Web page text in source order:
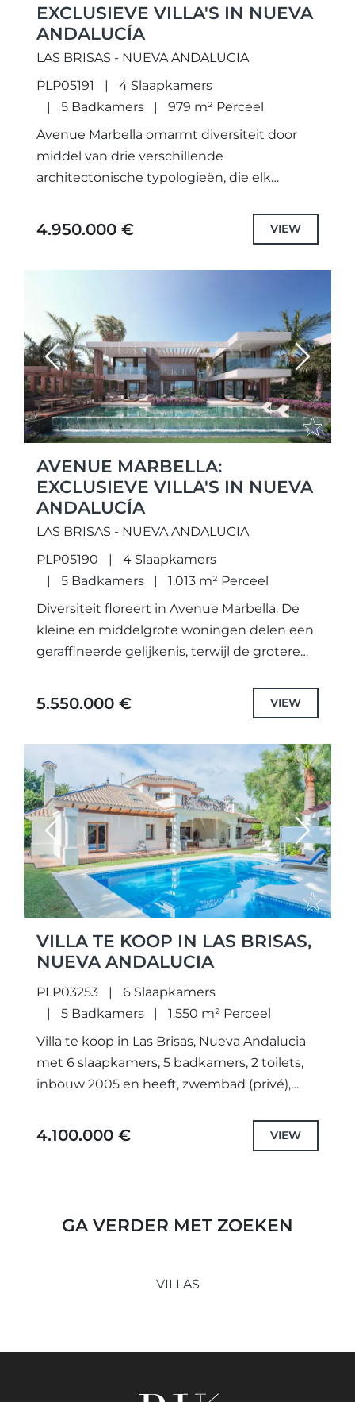
EXCLUSIEVE VILLA'S IN NUEVA
ANDALUCÍA
LAS BRISAS - NUEVA ANDALUCIA
PLP05191
4 Slaapkamers
5 Badkamers
979 m² Perceel
Avenue Marbella omarmt diversiteit door
middel van drie verschillende
architectonische typologieën, die elk
gemeenschap. De kleine en middelgrote
woningen delen een verfijnde en...
4.950.000 € VIEW
Previous Next
AVENUE MARBELLA:
EXCLUSIEVE VILLA'S IN NUEVA
ANDALUCÍA
LAS BRISAS - NUEVA ANDALUCIA
PLP05190
4 Slaapkamers
5 Badkamers
1.013 m² Perceel
Diversiteit floreert in Avenue Marbella. De
kleine en middelgrote woningen delen een
geraffineerde gelijkenis, terwijl de grotere
op grote schaal bieden. Er zijn
5.550.000 € VIEW
Previous Next
VILLA TE KOOP IN LAS BRISAS,
NUEVA ANDALUCIA
PLP03253
6 Slaapkamers
5 Badkamers
1.550 m² Perceel
Villa te koop in Las Brisas, Nueva Andalucia
met 6 slaapkamers, 5 badkamers, 2 toilets,
inbouw 2005 en heeft, zwembad (privé),
594m² oppervlakte en...
4.100.000 € VIEW
GA VERDER MET ZOEKEN
VILLAS